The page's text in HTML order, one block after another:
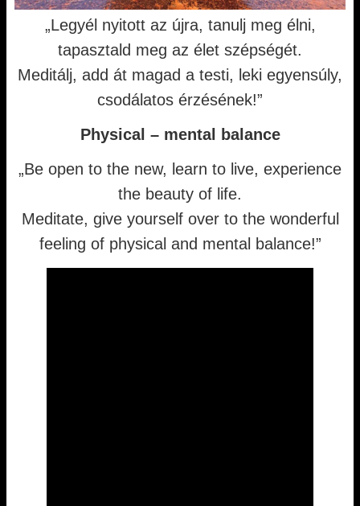
„Legyél nyitott az újra, tanulj meg élni,
tapasztald meg az élet szépségét.
Meditálj, add át magad a testi, leki egyensúly,
csodálatos érzésének!”
Physical – mental balance
„Be open to the new, learn to live, experience
the beauty of life.
Meditate, give yourself over to the wonderful
feeling of physical and mental balance!”